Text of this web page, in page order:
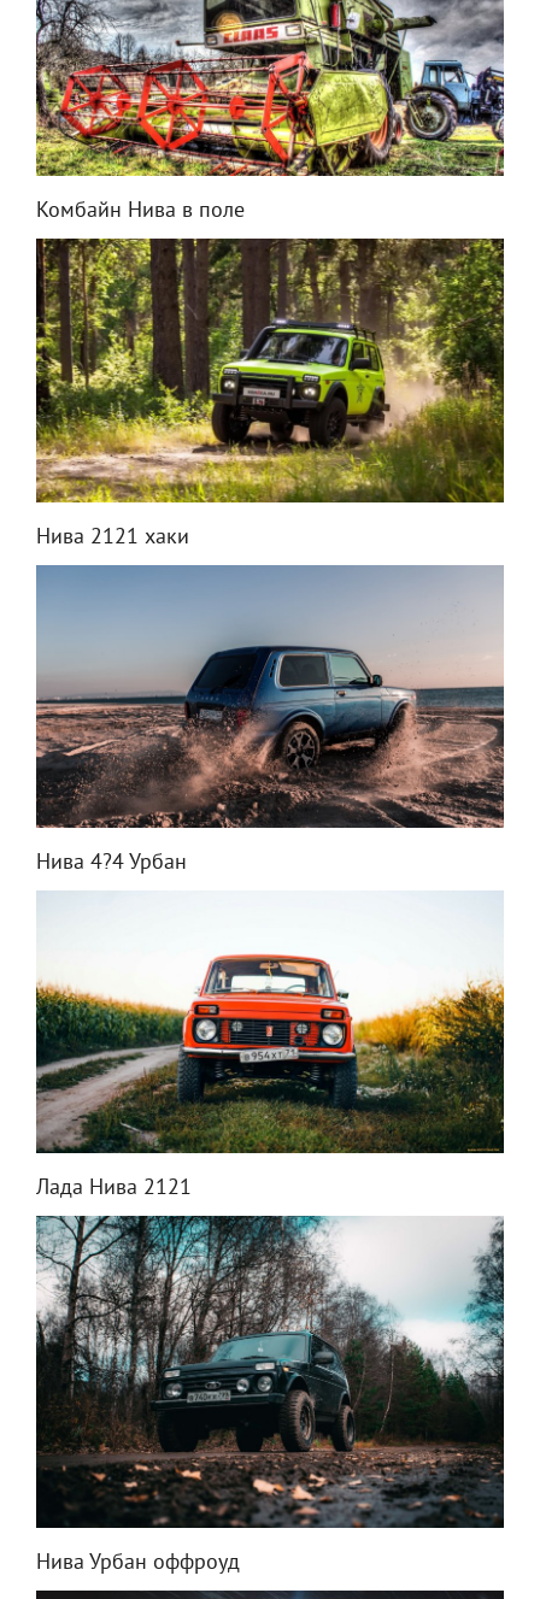
Комбайн Нива в поле
Нива 2121 хаки
Нива 4?4 Урбан
Лада Нива 2121
Нива Урбан оффроуд